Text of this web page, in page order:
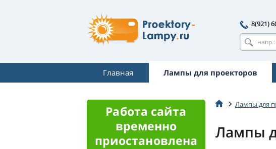
8(921)
Главная Лампы для проекторов
Лампы для
Лампы
Работа сайта
временно
приостановлена